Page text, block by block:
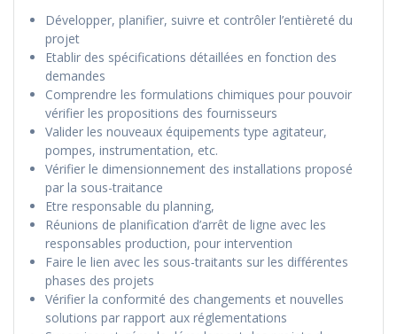
Développer, planifier, suivre et contrôler l’entièreté du
projet
Etablir des spécifications détaillées en fonction des
demandes
Comprendre les formulations chimiques pour pouvoir
vérifier les propositions des fournisseurs
Valider les nouveaux équipements type agitateur,
pompes, instrumentation, etc.
Vérifier le dimensionnement des installations proposé
par la sous-traitance
Etre responsable du planning,
Réunions de planification d’arrêt de ligne avec les
responsables production, pour intervention
Faire le lien avec les sous-traitants sur les différentes
phases des projets
Vérifier la conformité des changements et nouvelles
solutions par rapport aux réglementations